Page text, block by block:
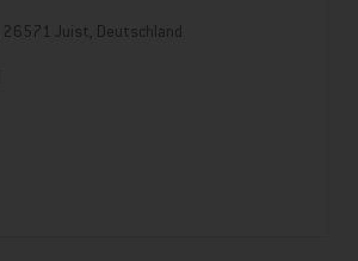
Juist, Deutschland